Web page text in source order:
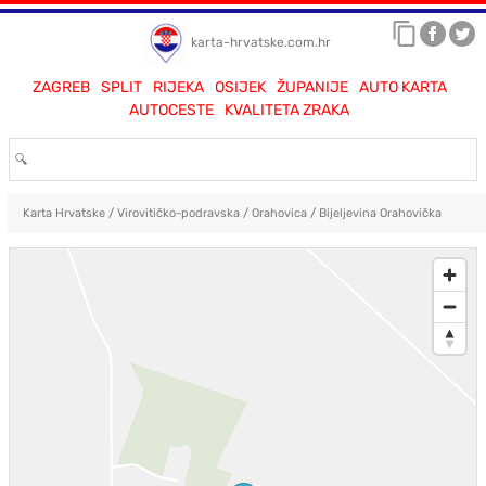
karta-hrvatske.com.hr
ZAGREB SPLIT RIJEKA OSIJEK ŽUPANIJE
AUTO KARTA
AUTOCESTE
KVALITETA ZRAKA
Karta Hrvatske/ Virovitičko-podravska/ Orahovica/ Bijeljevina Orahovička